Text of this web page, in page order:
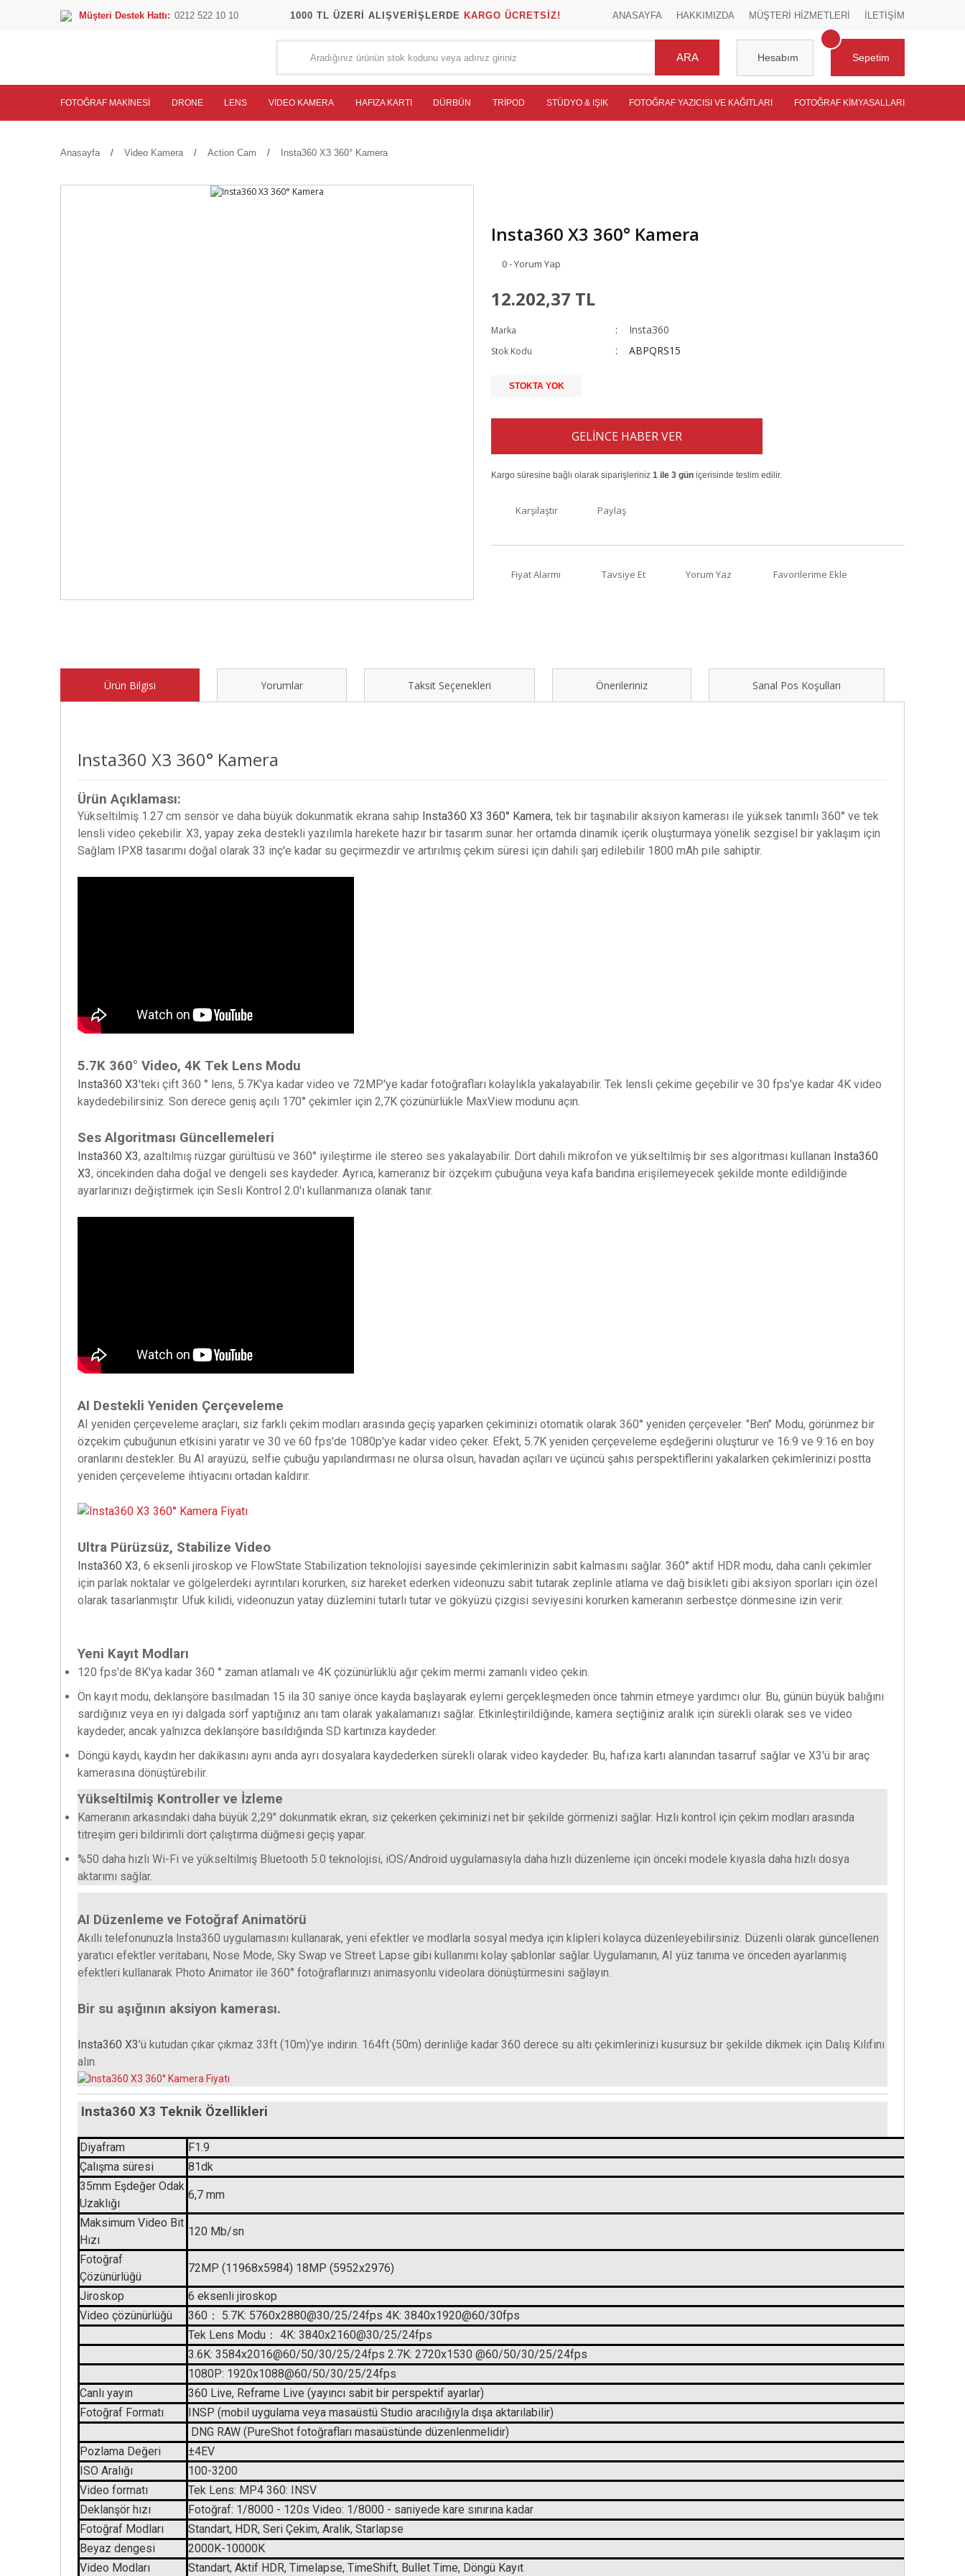
Müşteri Destek Hattı: 0212 522 10 10 1000 TL ÜZERİ ALIŞVERİŞLERDE KARGO ÜCRETSİZ! ANASAYFA HAKKIMIZDA MÜŞTERİ HİZMETLERİ İLETİŞİM
ARA Hesabım Sepetim
FOTOĞRAF MAKINESI DRONE LENS VIDEO KAMERA HAFIZA KARTI DÜRBÜN TRIPOD STÜDYO & IŞIK FOTOĞRAF YAZICISI VE KAĞITLARI FOTOĞRAF KIMYASALLARI
Anasayfa Video Kamera Action Cam Insta360 X3 360° Kamera
Insta360 X3 360° Kamera
0 - Yorum Yap
12.202,37 TL
Marka Insta360
Stok Kodu ABPQRS15
STOKTA YOK
GELİNCE HABER VER
Kargo süresine bağlı olarak siparişleriniz 1 ile 3 gün içerisinde teslim edilir.
Karşılaştır Paylaş
Fiyat Alarmı Tavsiye Et Yorum Yaz
Ürün Bilgisi Yorumlar Taksit Seçenekleri Önerileriniz Sanal Pos Koşulları
Insta360 X3 360° Kamera
Ürün Açıklaması:
Yükseltilmiş 1.27 cm sensör ve daha büyük dokunmatik ekrana sahip Insta360 X3 360° Kamera, tek bir taşınabilir aksiyon kamerası ile yüksek tanımlı 360° ve tek
lensli video çekebilir. X3, yapay zeka destekli yazılımla harekete hazır bir tasarım sunar. her ortamda dinamik içerik oluşturmaya yönelik sezgisel bir yaklaşım için
Sağlam IPX8 tasarımı doğal olarak 33 inç'e kadar su geçirmezdir ve artırılmış çekim süresi için dahili şarj edilebilir 1800 mAh pile sahiptir.
5.7K 360° Video, 4K Tek Lens Modu
Insta360 X3'teki çift 360 ° lens, 5.7K'ya kadar video ve 72MP'ye kadar fotoğrafları kolaylıkla yakalayabilir. Tek lensli çekime geçebilir ve 30 fps'ye kadar 4K video
kaydedebilirsiniz. Son derece geniş açılı 170° çekimler için 2,7K çözünürlükle MaxView modunu açın.
Ses Algoritması Güncellemeleri
Insta360 X3, azaltılmış rüzgar gürültüsü ve 360° iyileştirme ile stereo ses yakalayabilir. Dört dahili mikrofon ve yükseltilmiş bir ses algoritması kullanan Insta360
X3, öncekinden daha doğal ve dengeli ses kaydeder. Ayrıca, kameranız bir özçekim çubuğuna veya kafa bandına erişilemeyecek şekilde monte edildiğinde
ayarlarınızı değiştirmek için Sesli Kontrol 2.0'ı kullanmanıza olanak tanır.
AI Destekli Yeniden Çerçeveleme
AI yeniden çerçeveleme araçları, siz farklı çekim modları arasında geçiş yaparken çekiminizi otomatik olarak 360° yeniden çerçeveler. "Ben" Modu, görünmez bir
özçekim çubuğunun etkisini yaratır ve 30 ve 60 fps'de 1080p'ye kadar video çeker. Efekt, 5.7K yeniden çerçeveleme eşdeğerini oluşturur ve 16:9 ve 9:16 en boy
oranlarını destekler. Bu AI arayüzü, selfie çubuğu yapılandırması ne olursa olsun, havadan açıları ve üçüncü şahıs perspektiflerini yakalarken çekimlerinizi postta
yeniden çerçeveleme ihtiyacını ortadan kaldırır.
Ultra Pürüzsüz, Stabilize Video
Insta360 X3, 6 eksenli jiroskop ve FlowState Stabilization teknolojisi sayesinde çekimlerinizin sabit kalmasını sağlar. 360° aktif HDR modu, daha canlı çekimler
için parlak noktalar ve gölgelerdeki ayrıntıları korurken, siz hareket ederken videonuzu sabit tutarak zeplinle atlama ve dağ bisikleti gibi aksiyon sporları için özel
olarak tasarlanmıştır. Ufuk kilidi, videonuzun yatay düzlemini tutarlı tutar ve gökyüzü çizgisi seviyesini korurken kameranın serbestçe dönmesine izin verir.
Yeni Kayıt Modları
120 fps'de 8K'ya kadar 360 ° zaman atlamalı ve 4K çözünürlüklü ağır çekim mermi zamanlı video çekin.
Ön kayıt modu, deklanşöre basılmadan 15 ila 30 saniye önce kayda başlayarak eylemi gerçekleşmeden önce tahmin etmeye yardımcı olur. Bu, günün büyük balığını
sardığınız veya en iyi dalgada sörf yaptığınız anı tam olarak yakalamanızı sağlar. Etkinleştirildiğinde, kamera seçtiğiniz aralık için sürekli olarak ses ve video
kaydeder, ancak yalnızca deklanşöre basıldığında SD kartınıza kaydeder.
Döngü kaydı, kaydın her dakikasını aynı anda ayrı dosyalara kaydederken sürekli olarak video kaydeder. Bu, hafıza kartı alanından tasarruf sağlar ve X3'ü bir araç
kamerasına dönüştürebilir.
Yükseltilmiş Kontroller ve İzleme
Kameranın arkasındaki daha büyük 2,29" dokunmatik ekran, siz çekerken çekiminizi net bir şekilde görmenizi sağlar. Hızlı kontrol için çekim modları arasında
titreşim geri bildirimli dört çalıştırma düğmesi geçiş yapar.
%50 daha hızlı Wi-Fi ve yükseltilmiş Bluetooth 5.0 teknolojisi, iOS/Android uygulamasıyla daha hızlı düzenleme için önceki modele kıyasla daha hızlı dosya
aktarımı sağlar.
AI Düzenleme ve Fotoğraf Animatörü
Akıllı telefonunuzla Insta360 uygulamasını kullanarak, yeni efektler ve modlarla sosyal medya için klipleri kolayca düzenleyebilirsiniz. Düzenli olarak güncellenen
yaratıcı efektler veritabanı, Nose Mode, Sky Swap ve Street Lapse gibi kullanımı kolay şablonlar sağlar. Uygulamanın, AI yüz tanıma ve önceden ayarlanmış
efektleri kullanarak Photo Animator ile 360° fotoğraflarınızı animasyonlu videolara dönüştürmesini sağlayın.
Bir su aşığının aksiyon kamerası.
Insta360 X3'ü kutudan çıkar çıkmaz 33ft (10m)'ye indirin. 164ft (50m) derinliğe kadar 360 derece su altı çekimlerinizi kusursuz bir şekilde dikmek için Dalış Kılıfını
alın.
Insta360 X3 Teknik Özellikleri
Diyafram
F1.9
Çalışma süresi
81dk
35mm Eşdeğer Odak
Uzaklığı
6,7 mm
Maksimum Video Bit
Hızı
120 Mb/sn
Fotoğraf
Çözünürlüğü
72MP (11968x5984) 18MP (5952x2976)
Jiroskop
6 eksenli jiroskop
Video çözünürlüğü
360： 5.7K: 5760x2880@30/25/24fps 4K: 3840x1920@60/30fps
Tek Lens Modu： 4K: 3840x2160@30/25/24fps
3.6K: 3584x2016@60/50/30/25/24fps 2.7K: 2720x1530 @60/50/30/25/24fps
1080P: 1920x1088@60/50/30/25/24fps
Canlı yayın
360 Live, Reframe Live (yayıncı sabit bir perspektif ayarlar)
Fotoğraf Formatı
INSP (mobil uygulama veya masaüstü Studio aracılığıyla dışa aktarılabilir)
DNG RAW (PureShot fotoğrafları masaüstünde düzenlenmelidir)
Pozlama Değeri
±4EV
ISO Aralığı
100-3200
Video formatı
Tek Lens: MP4 360: INSV
Deklanşör hızı
Fotoğraf: 1/8000 - 120s Video: 1/8000 - saniyede kare sınırına kadar
Fotoğraf Modları
Standart, HDR, Seri Çekim, Aralık, Starlapse
Beyaz dengesi
2000K-10000K
Video Modları
Standart, Aktif HDR, Timelapse, TimeShift, Bullet Time, Döngü Kayıt